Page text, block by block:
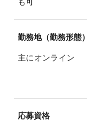
勤務地（勤務形態）
主にオンライン
応募資格